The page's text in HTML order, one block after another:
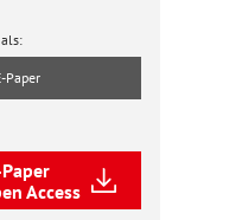
Paper
Paper
Access